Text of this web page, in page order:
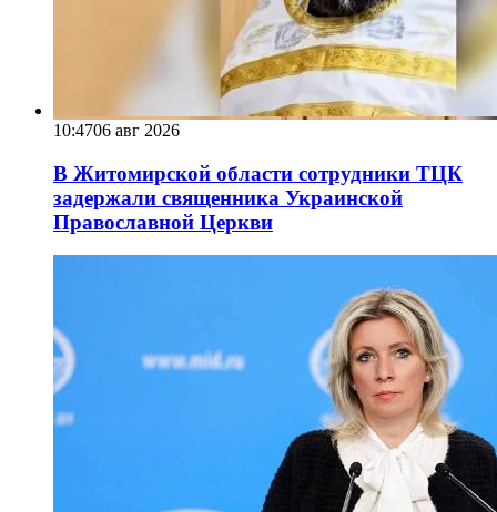
10:4706 авг 2026
В Житомирской области сотрудники ТЦК
задержали священника Украинской
Православной Церкви